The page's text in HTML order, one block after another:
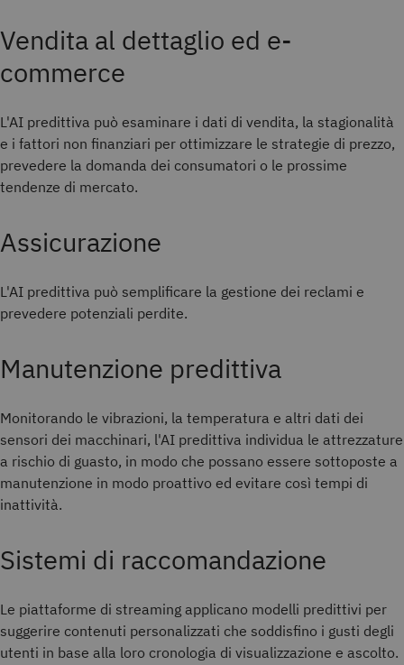
Vendita al dettaglio ed e-
commerce
L'AI predittiva può esaminare i dati di vendita, la stagionalità
e i fattori non finanziari per ottimizzare le strategie di prezzo,
prevedere la domanda dei consumatori o le prossime
tendenze di mercato.
Assicurazione
L'AI predittiva può semplificare la gestione dei reclami e
prevedere potenziali perdite.
Manutenzione predittiva
Monitorando le vibrazioni, la temperatura e altri dati dei
sensori dei macchinari, l'AI predittiva individua le attrezzature
a rischio di guasto, in modo che possano essere sottoposte a
manutenzione in modo proattivo ed evitare così tempi di
inattività.
Sistemi di raccomandazione
Le piattaforme di streaming applicano modelli predittivi per
suggerire contenuti personalizzati che soddisfino i gusti degli
utenti in base alla loro cronologia di visualizzazione e ascolto.